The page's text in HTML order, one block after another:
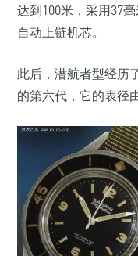
达到100米，采用37
自动上链机芯。
此后，潜航者型经历
的第六代，它的表径